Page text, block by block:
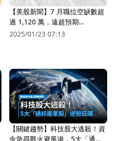
【美股新聞】7 月職位空缺數超
過 1,120 萬，遠超預期
(2022.08.31)
2025/01/23 07:13
【關鍵趨勢】科技股大逃殺！資
金急尋戰火避風港，5大「通訊